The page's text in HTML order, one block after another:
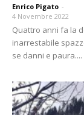
Enrico Pigato -
4 Novembre 2022
Quattro anni fa la
inarrestabile
se danni e paura....